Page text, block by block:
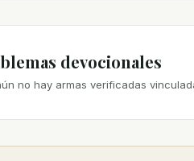
devocionales
no hay armas verificadas